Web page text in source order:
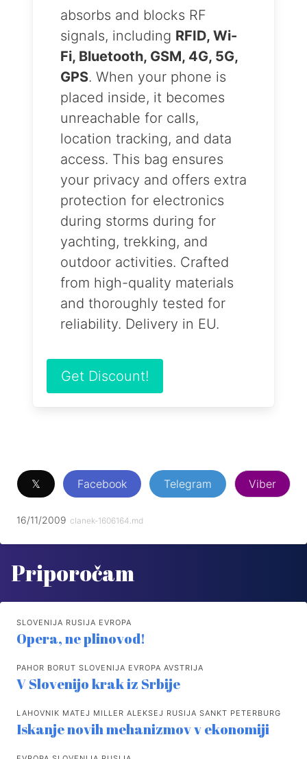
absorbs and blocks RF
signals, including RFID, Wi-
Fi, Bluetooth, GSM, 4G, 5G,
GPS. When your phone is
placed inside, it becomes
unreachable for calls,
location tracking, and data
access. This bag ensures
your privacy and offers extra
protection for electronics
during storms during for
yachting, trekking, and
outdoor activities. Crafted
from high-quality materials
and thoroughly tested for
reliability. Delivery in EU.
Get Discount!
𝕏 Facebook Telegram Viber
16/11/2009 clanek-1606164.md
Priporočam
SLOVENIJA RUSIJA EVROPA
Opera, ne plinovod!
PAHOR BORUT SLOVENIJA EVROPA AVSTRIJA
V Slovenijo krak iz Srbije
LAHOVNIK MATEJ MILLER ALEKSEJ RUSIJA SANKT PETERBURG
Iskanje novih mehanizmov v ekonomiji